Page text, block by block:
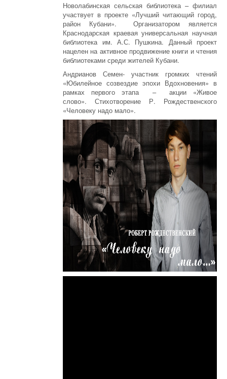
Новолабинская сельская библиотека – филиал
участвует в проекте «Лучший читающий город,
район Кубани». Организатором является
Краснодарская краевая универсальная научная
библиотека им. А.С. Пушкина. Данный проект
нацелен на активное продвижение книги и чтения
библиотеками среди жителей Кубани.
Андрианов Семен- участник громких чтений
«Юбилейное созвездие эпохи Вдохновения» в
рамках первого этапа – акции «Живое
слово». Стихотворение Р. Рождественского
«Человеку надо мало».